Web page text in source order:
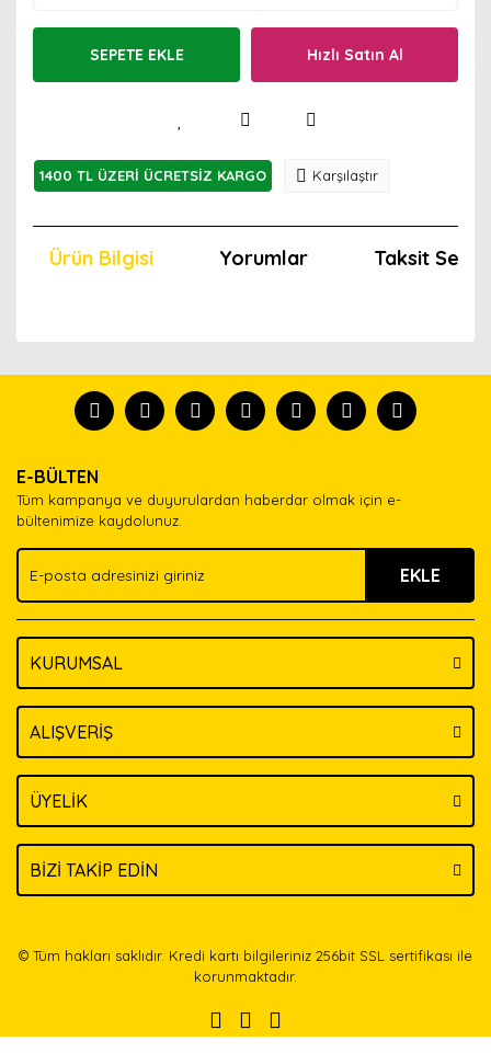
SEPETE EKLE Hızlı Satın Al
1400 TL ÜZERİ ÜCRETSİZ KARGO Karşılaştır
Ürün Bilgisi Yorumlar Taksit
tanısın.
formunu kullanarak tarafımıza iletebilirsiniz.
Görüş ve önerileriniz için teşekkür ederiz.
Ürün açıklamasında eksik bilgiler bulunuyor.
Ürün bilgilerinde hatalar bulunuyor.
Ürün fiyatı diğer sitelerden daha pahalı.
Bu ürüne benzer farklı alternatifler olmalı.
E-BÜLTEN
Tüm kampanya ve duyurulardan haberdar olmak için e-
bültenimize kaydolunuz.
EKLE
KURUMSAL
ALIŞVERİŞ
ÜYELİK
BİZİ TAKİP EDİN
© Tüm hakları saklıdır. Kredi kartı bilgileriniz 256bit SSL sertifikası ile
korunmaktadır.